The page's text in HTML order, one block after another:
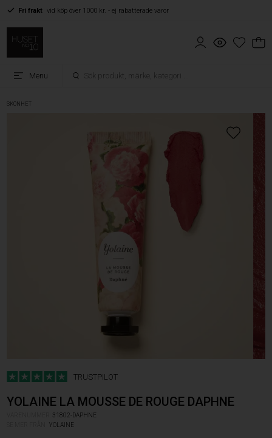
Fri frakt vid köp över 1000 kr. - ej rabatterade varor
Menu
SKÖNHET
TRUSTPILOT
YOLAINE LA MOUSSE DE ROUGE DAPHNE
31802-DAPHNE
YOLAINE